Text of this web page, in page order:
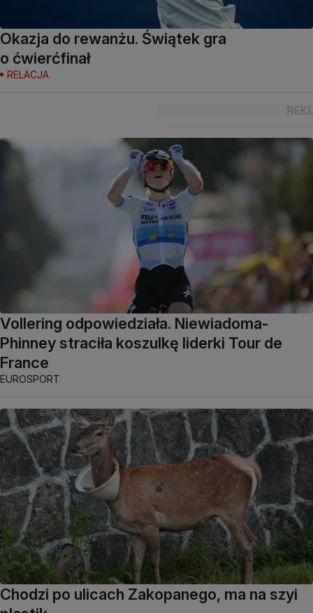
Okazja do rewanżu. Świątek gra
o ćwierćfinał
RELACJA
Vollering odpowiedziała. Niewiadoma-
Phinney straciła koszulkę liderki Tour de
France
EUROSPORT
Chodzi po ulicach Zakopanego, ma na szyi